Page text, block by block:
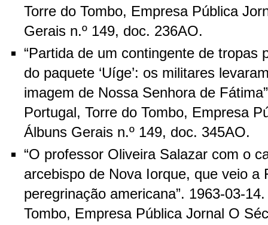
Torre do Tombo, Empresa Pública
Gerais n.º 149, doc. 236AO.
“Partida de um contingente de tropas
do paquete ‘Uíge’: os militares
imagem de Nossa Senhora de
Portugal, Torre do Tombo, Empresa
Álbuns Gerais n.º 149, doc. 345AO.
“O professor Oliveira Salazar com o
arcebispo de Nova Iorque, que veio a
peregrinação americana”. 1963-03-
Tombo, Empresa Pública Jornal O